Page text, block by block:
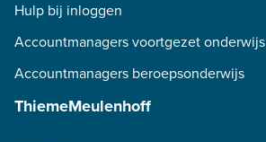
Hulp bij inloggen
Accountmanagers voortgezet onderwijs
Accountmanagers beroepsonderwijs
ThiemeMeulenhoff